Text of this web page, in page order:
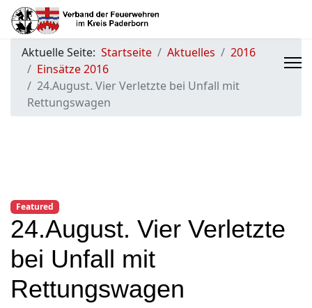
Aktuelle Seite: Startseite Aktuelles
2016
Einsätze 2016
24.August. Vier Verletzte bei Unfall mit
Rettungswagen
Featured
24.August. Vier Verletzte
bei Unfall mit
Rettungswagen